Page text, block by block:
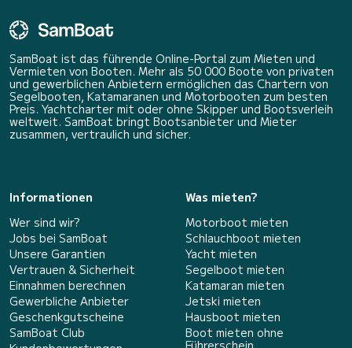
SamBoat ist das führende Online-Portal zum Mieten und
Vermieten von Booten. Mehr als 50 000 Boote von privaten
und gewerblichen Anbietern ermöglichen das Chartern von
Segelbooten, Katamaranen und Motorbooten zum besten
Preis. Yachtcharter mit oder ohne Skipper und Bootsverleih
weltweit. SamBoat bringt Bootsanbieter und Mieter
zusammen, vertraulich und sicher.
Informationen
Wer sind wir?
Jobs bei SamBoat
Unsere Garantien
Vertrauen & Sicherheit
Einnahmen berechnen
Gewerbliche Anbieter
Geschenkgutscheine
SamBoat Club
Was mieten?
Motorboot mieten
Schlauchboot mieten
Yacht mieten
Segelboot mieten
Katamaran mieten
Jetski mieten
Hausboot mieten
Boot mieten ohne
Führerschein